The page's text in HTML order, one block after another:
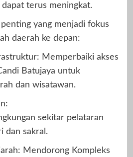
terus meningkat.
yang menjadi fokus
daerah ke depan:
Memperbaiki akses
Batujaya untuk
dan wisatawan.
sekitar pelataran
dan sakral.
Mendorong Kompleks